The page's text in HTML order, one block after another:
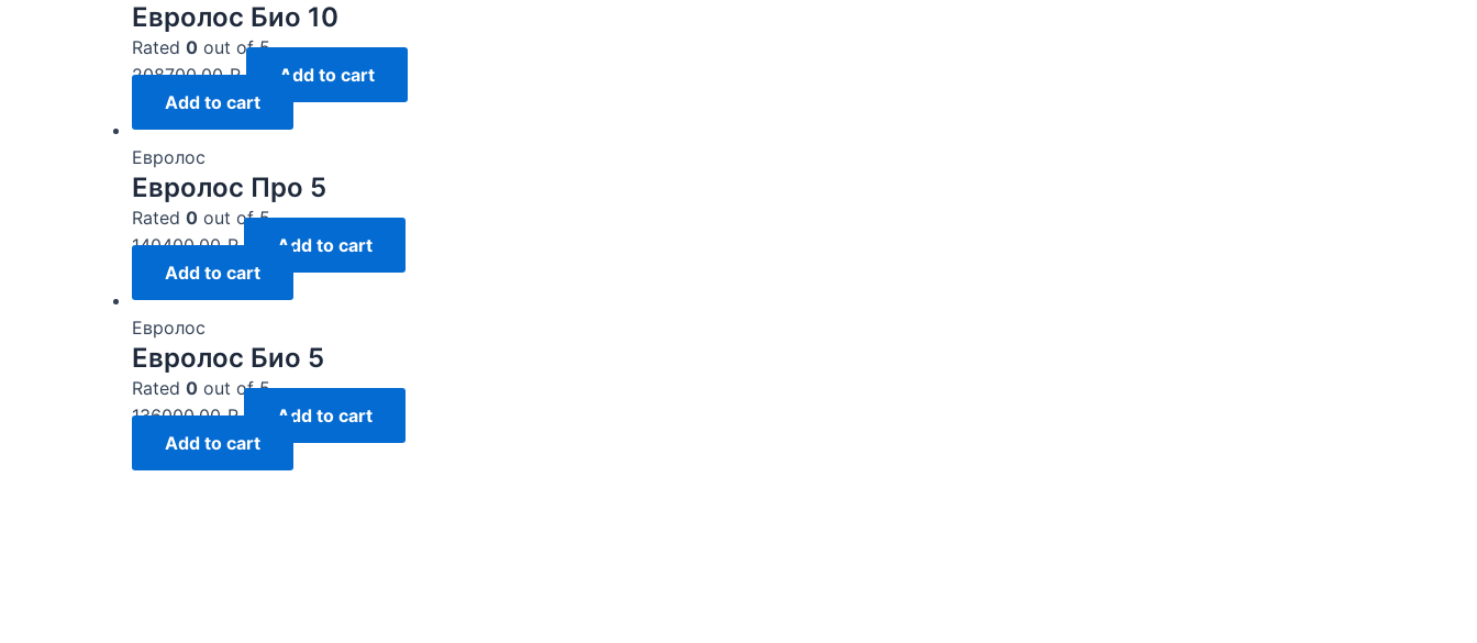
Евролос Био 10
Rated 0 out of 5
208700,00₽
Add to cart
Add to cart
Евролос
Евролос Про 5
Rated 0 out of 5
140400,00₽
Add to cart
Add to cart
Евролос
Евролос Био 5
Rated 0 out of 5
136000,00₽
Add to cart
Add to cart